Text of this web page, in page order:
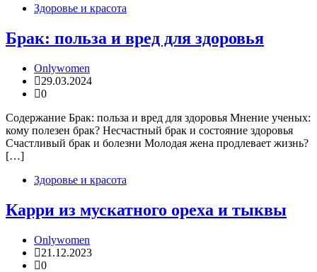
Здоровье и красота
Брак: польза и вред для здоровья
Onlywomen
29.03.2024
0
Содержание Брак: польза и вред для здоровья Мнение ученых:
кому полезен брак? Несчастный брак и состояние здоровья
Счастливый брак и болезни Молодая жена продлевает жизнь?
[…]
Здоровье и красота
Карри из мускатного ореха и тыквы
Onlywomen
21.12.2023
0